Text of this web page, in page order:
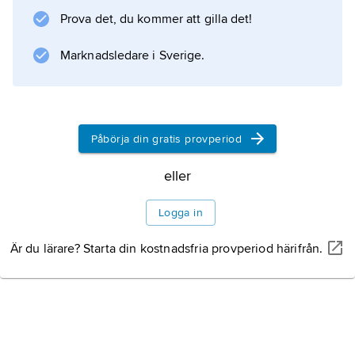
fram till att fotogrammetriska nivåkurvor
kunde framställas. Metoden användes i den
svenska generalstabskartan.
Information om artikeln
Prova det, du kommer att gilla det!
Marknadsledare i Sverige.
Påbörja din gratis provperiod
eller
Logga in
Är du lärare? Starta din kostnadsfria provperiod härifrån.